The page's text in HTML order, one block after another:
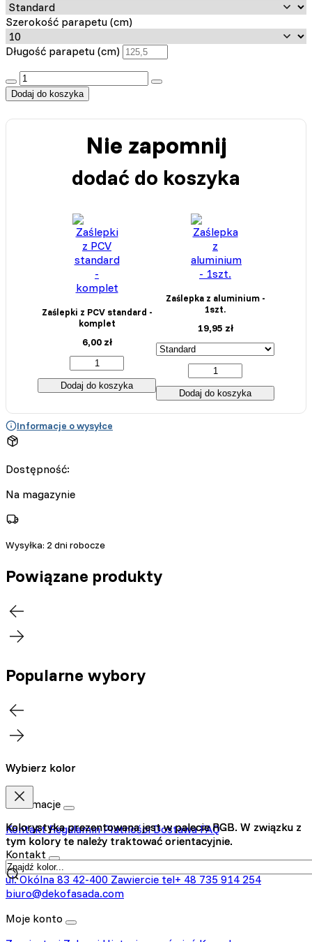
Szerokość parapetu (cm)
Długość parapetu (cm)
:product_name quantity
Dodaj do koszyka
Nie zapomnij
dodać do koszyka
Zaślepki z PCV standard -
komplet
6,00 zł
Dodaj do koszyka
Zaślepka z aluminium -
1szt.
19,95 zł
Dodaj do koszyka
Informacje o wysyłce
Dostępność:
Na magazynie
Wysyłka: 2 dni robocze
Powiązane produkty
Popularne wybory
Wybierz kolor
Kolorystyka prezentowana jest w palecie RGB. W związku z
tym kolory te należy traktować orientacyjnie.
Wybierz kolor
Kolorystyka prezentowana jest w palecie RGB. W związku z
tym kolory te należy traktować orientacyjnie.
Informacje
KontaktRegulaminPłatnościDostawaFAQ
Kontakt
ul. Okólna 8342-400 Zawiercietel+ 48 735 914 254
biuro@dekofasada.com
Moje konto